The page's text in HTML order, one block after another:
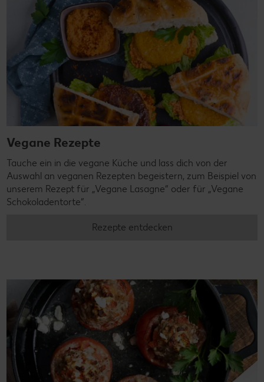
Vegane Rezepte
Tauche ein in die vegane Küche und lass dich von der
Auswahl an veganen Rezepten begeistern, zum Beispiel von
unserem Rezept für „Vegane Lasagne“ oder für „Vegane
Schokoladentorte“.
Rezepte entdecken